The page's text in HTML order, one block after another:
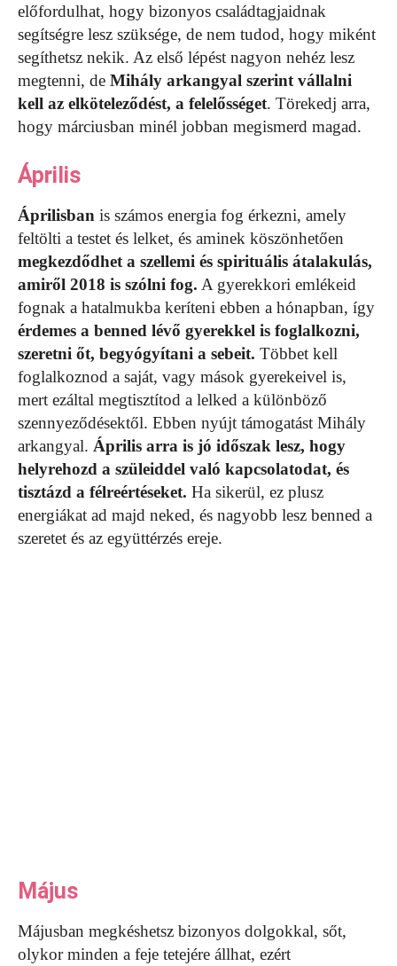
előfordulhat, hogy bizonyos családtagjaidnak
segítségre lesz szüksége, de nem tudod, hogy miként
segíthetsz nekik. Az első lépést nagyon nehéz lesz
megtenni, de Mihály arkangyal szerint vállalni
kell az elköteleződést, a felelősséget. Törekedj arra,
hogy márciusban minél jobban megismerd magad.
Április
Áprilisban is számos energia fog érkezni, amely
feltölti a testet és lelket, és aminek köszönhetően
megkezdődhet a szellemi és spirituális átalakulás,
amiről 2018 is szólni fog. A gyerekkori emlékeid
fognak a hatalmukba keríteni ebben a hónapban, így
érdemes a benned lévő gyerekkel is foglalkozni,
szeretni őt, begyógyítani a sebeit. Többet kell
foglalkoznod a saját, vagy mások gyerekeivel is,
mert ezáltal megtisztítod a lelked a különböző
szennyeződésektől. Ebben nyújt támogatást Mihály
arkangyal. Április arra is jó időszak lesz, hogy
helyrehozd a szüleiddel való kapcsolatodat, és
tisztázd a félreértéseket. Ha sikerül, ez plusz
energiákat ad majd neked, és nagyobb lesz benned a
szeretet és az együttérzés ereje.
Május
Májusban megkéshetsz bizonyos dolgokkal, sőt,
olykor minden a feje tetejére állhat, ezért